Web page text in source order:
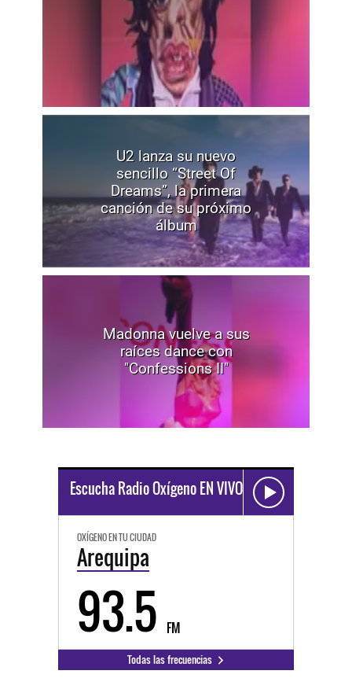
U2 lanza su nuevo
sencillo “Street Of
Dreams”, la primera
canción de su próximo
álbum
Madonna vuelve a sus
raíces dance con
"Confessions II"
Escucha Radio Oxígeno EN VIVO
OXÍGENO EN TU CIUDAD
Arequipa
93.5 FM
Todas las frecuencias